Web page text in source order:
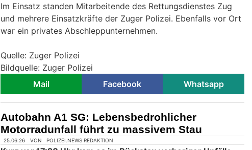
Im Einsatz standen Mitarbeitende des Rettungsdienstes Zug
und mehrere Einsatzkräfte der Zuger Polizei. Ebenfalls vor Ort
war ein privates Abschleppunternehmen.
Quelle: Zuger Polizei
Bildquelle: Zuger Polizei
Mail
Facebook Whatsapp
Autobahn A1 SG: Lebensbedrohlicher
Motorradunfall führt zu massivem Stau